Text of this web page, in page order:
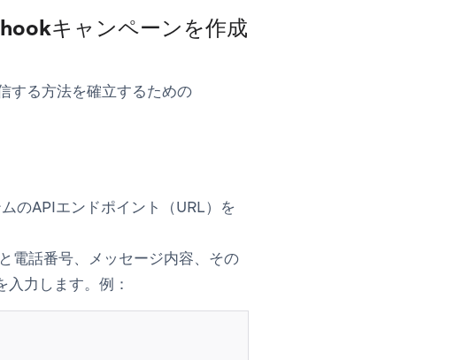
キャンペーンを作成
する方法を確立するための
のAPIエンドポイント（URL）を
と電話番号、メッセージ内容、その
力します。例：